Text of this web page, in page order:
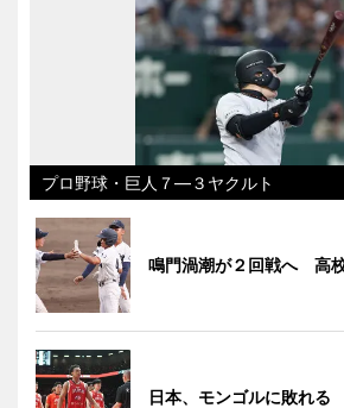
プロ野球・巨人７―３ヤクルト
鳴門渦潮が２回戦へ 高
日本、モンゴルに敗れる